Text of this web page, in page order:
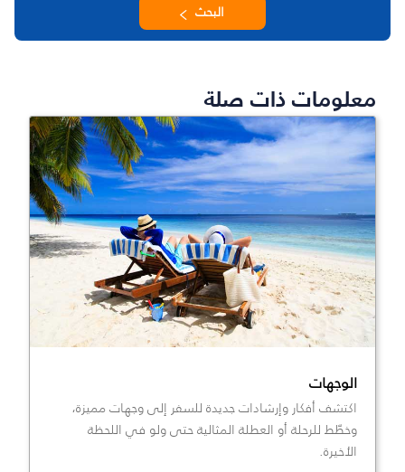
البحث
معلومات ذات صلة
الوجهات
اكتشف أفكار وإرشادات جديدة للسفر إلى وجهات مميزة،
وخطّط للرحلة أو العطلة المثالية حتى ولو في اللحظة
الأخيرة.